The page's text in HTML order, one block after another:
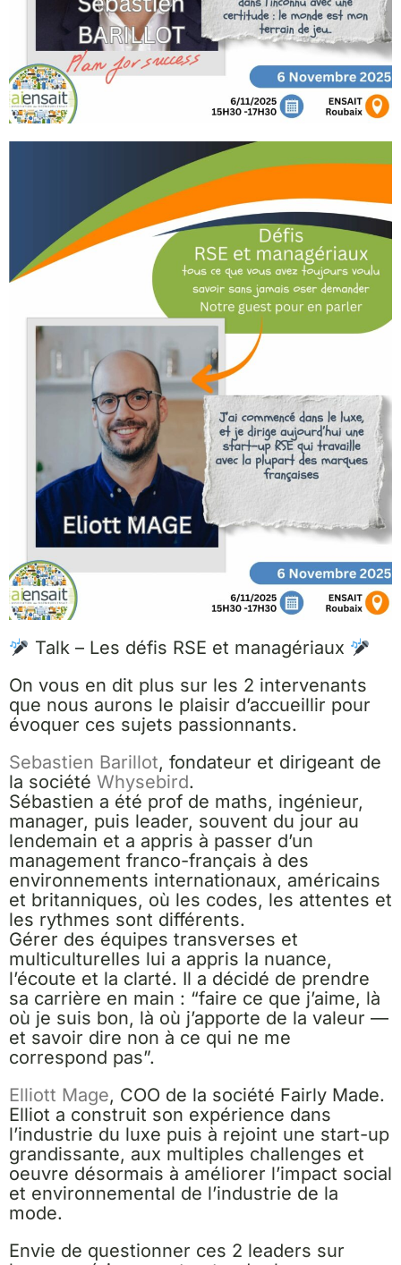
Talk – Les défis RSE et managériaux
On vous en dit plus sur les 2 intervenants
que nous aurons le plaisir d’accueillir pour
évoquer ces sujets passionnants.
Sebastien Barillot, fondateur et dirigeant de
la société Whysebird.
Sébastien a été prof de maths, ingénieur,
manager, puis leader, souvent du jour au
lendemain et a appris à passer d’un
management franco-français à des
environnements internationaux, américains
et britanniques, où les codes, les attentes et
les rythmes sont différents.
Gérer des équipes transverses et
multiculturelles lui a appris la nuance,
l’écoute et la clarté. Il a décidé de prendre
sa carrière en main : “faire ce que j’aime, là
où je suis bon, là où j’apporte de la valeur —
et savoir dire non à ce qui ne me
correspond pas”.
Elliott Mage, COO de la société Fairly Made.
Elliot a construit son expérience dans
l’industrie du luxe puis à rejoint une start-up
grandissante, aux multiples challenges et
oeuvre désormais à améliorer l’impact social
et environnemental de l’industrie de la
mode.
Envie de questionner ces 2 leaders sur